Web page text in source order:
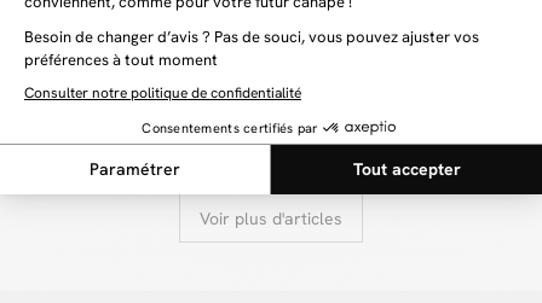
(15)
879 €
Voir plus d'articles